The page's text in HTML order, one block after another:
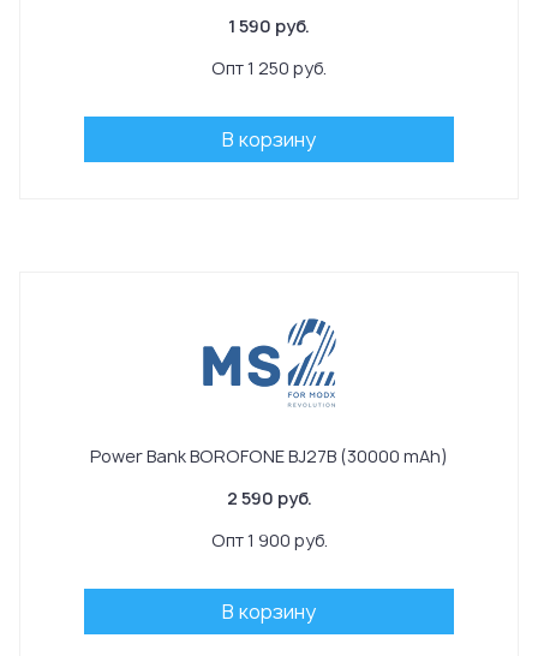
1 590 руб.
Опт 1 250 руб.
В корзину
Power Bank BOROFONE BJ27B (30000 mAh)
2 590 руб.
Опт 1 900 руб.
В корзину